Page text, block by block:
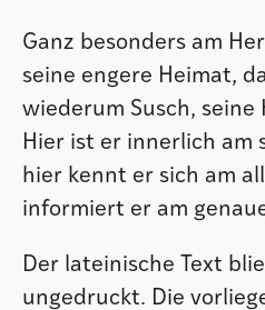
Ganz besonders am
seine engere Heimat,
wiederum Susch,
Hier ist er innerlich am
hier kennt er sich am
informiert er am
Der lateinische Text
ungedruckt. Die